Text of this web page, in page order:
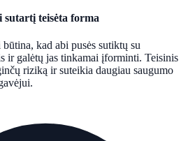
sutartį teisėta forma
kad abi pusės sutiktų su
ir galėtų jas tinkamai įforminti. Teisinis
riziką ir suteikia daugiau saugumo